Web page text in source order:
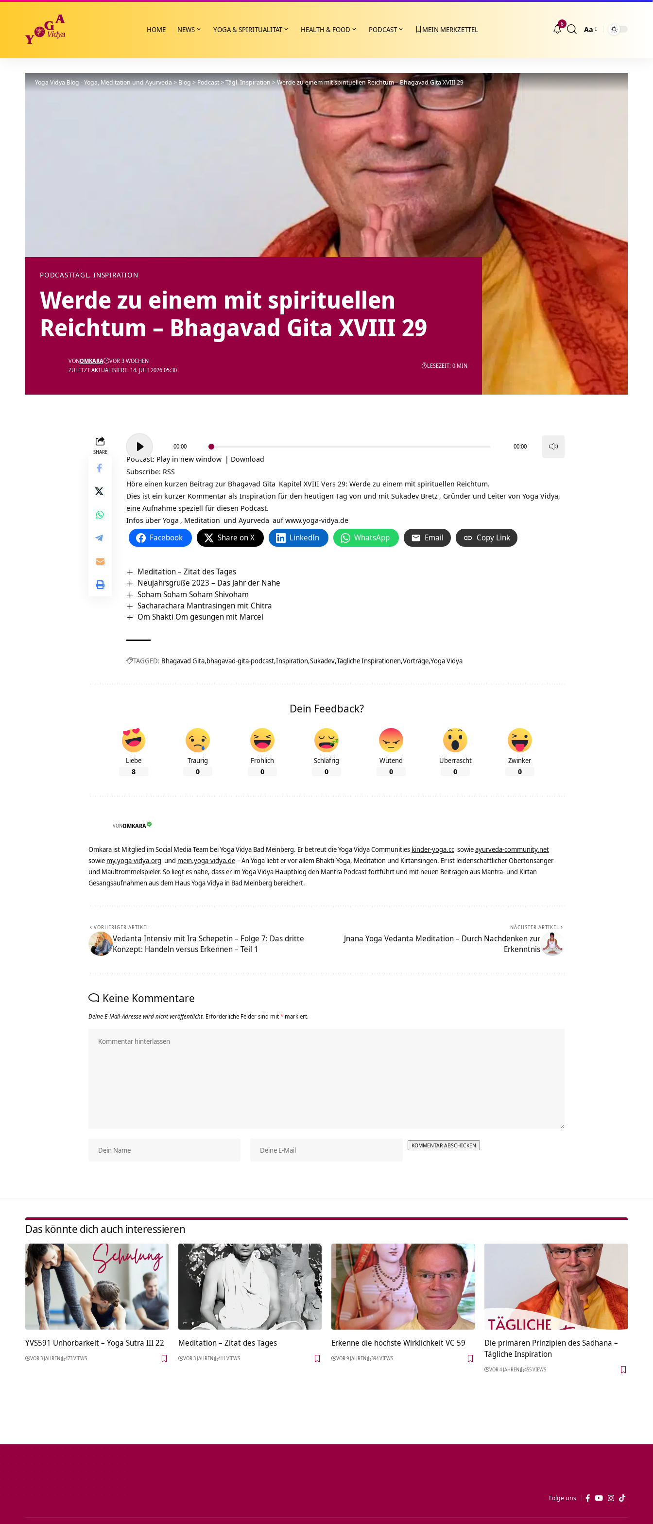
HOME NEWS YOGA & SPIRITUALITÄT HEALTH & FOOD PODCAST MEIN MERKZETTEL
6
Größenänderung
Aa
Yoga Vidya Blog - Yoga, Meditation und Ayurveda>Blog>Podcast>Tägl. Inspiration>Werde zu einem mit spirituellen Reichtum – Bhagavad Gita XVIII 29
PODCASTTÄGL. INSPIRATION
Werde zu einem mit spirituellen
Reichtum – Bhagavad Gita XVIII 29
ZULETZT AKTUALISIERT: 14. JULI 2026 05:30
VONOMKARA VOR 3 WOCHEN
LESEZEIT: 0 MIN
SHARE
Audio-
Player
00:00 00:00
Podcast: Play in new window | Download
Subscribe: RSS
Höre einen kurzen Beitrag zur Bhagavad Gita Kapitel XVIII Vers 29: Werde zu einem mit spirituellen Reichtum.
Dies ist ein kurzer Kommentar als Inspiration für den heutigen Tag von und mit Sukadev Bretz , Gründer und Leiter von Yoga Vidya,
eine Aufnahme speziell für diesen Podcast.
Infos über Yoga , Meditation und Ayurveda aufwww.yoga-vidya.de
Facebook Share on X LinkedIn WhatsApp Email Copy Link
Meditation – Zitat des Tages
Neujahrsgrüße 2023 – Das Jahr der Nähe
Soham Soham Soham Shivoham
Sacharachara Mantrasingen mit Chitra
Om Shakti Om gesungen mit Marcel
TAGGED: Bhagavad Gita bhagavad-gita-podcast Inspiration Sukadev Tägliche Inspirationen Vorträge Yoga Vidya
Dein Feedback?
Liebe
8
Traurig
0
Fröhlich
0
Schläfrig
0
Wütend
0
Überrascht
0
Zwinker
0
VONOMKARA
Omkara ist Mitglied im Social Media Team bei Yoga Vidya Bad Meinberg. Er betreut die Yoga Vidya Communities kinder-yoga.cc sowieayurveda-community.net
sowie my.yoga-vidya.org und mein.yoga-vidya.de - An Yoga liebt er vor allem Bhakti-Yoga, Meditation und Kirtansingen. Er ist leidenschaftlicher Obertonsänger
und Maultrommelspieler. So liegt es nahe, dass er im Yoga Vidya Hauptblog den Mantra Podcast fortführt und mit neuen Beiträgen aus Mantra- und Kirtan
Gesangsaufnahmen aus dem Haus Yoga Vidya in Bad Meinberg bereichert.
VORHERIGER ARTIKEL
Vedanta Intensiv mit Ira Schepetin – Folge 7: Das dritte
Konzept: Handeln versus Erkennen – Teil 1
NÄCHSTER ARTIKEL
Jnana Yoga Vedanta Meditation – Durch Nachdenken zur
Erkenntnis
Keine Kommentare
Deine E-Mail-Adresse wird nicht veröffentlicht. Erforderliche Felder sind mit* markiert.
Das könnte dich auch interessieren
YVS591 Unhörbarkeit – Yoga Sutra III 22
VOR 3 JAHREN 473 VIEWS
Meditation – Zitat des Tages
VOR 3 JAHREN 411 VIEWS
Erkenne die höchste Wirklichkeit VC 59
VOR 9 JAHREN 394 VIEWS
Die primären Prinzipien des Sadhana –
Tägliche Inspiration
VOR 4 JAHREN 455 VIEWS
Folge uns